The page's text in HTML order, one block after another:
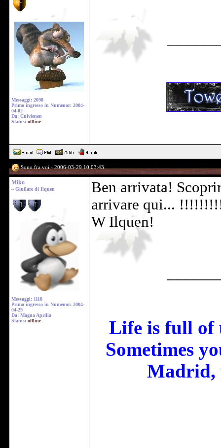
Messaggi: 2098
Primo ingresso in Numenor: 2004-
04-02
Da: Cuivienen
Status: offline
Sono fra voi - 2006-03-29 10:03:43
Miko
~ Giullare di Ilquen
Messaggi: 1118
Primo ingresso in Numenor: 2004-
04-29
Da: Magna Aprilia
Status: offline
Ben arrivata!
arrivare qui...
W Ilquen!
Life is full of
Sometimes
Madrid,